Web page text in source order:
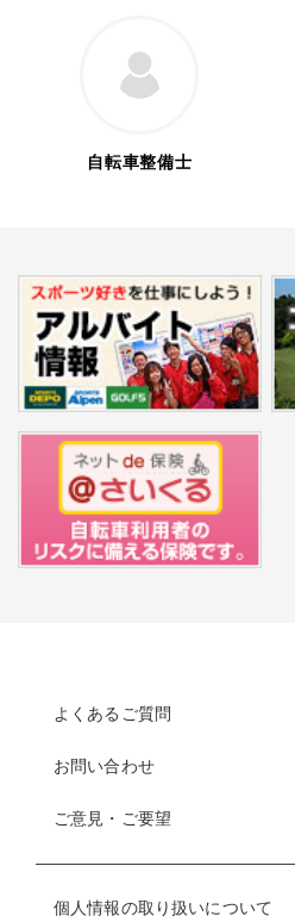
自転車整備士
よくあるご質問
お問い合わせ
ご意見・ご要望
個人情報の取り扱いについて